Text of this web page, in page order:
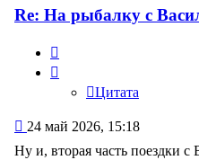
Re: На рыбалку с
Цитата
Сообщение
24 май 2026, 15:18
Ну и, вторая часть поездки